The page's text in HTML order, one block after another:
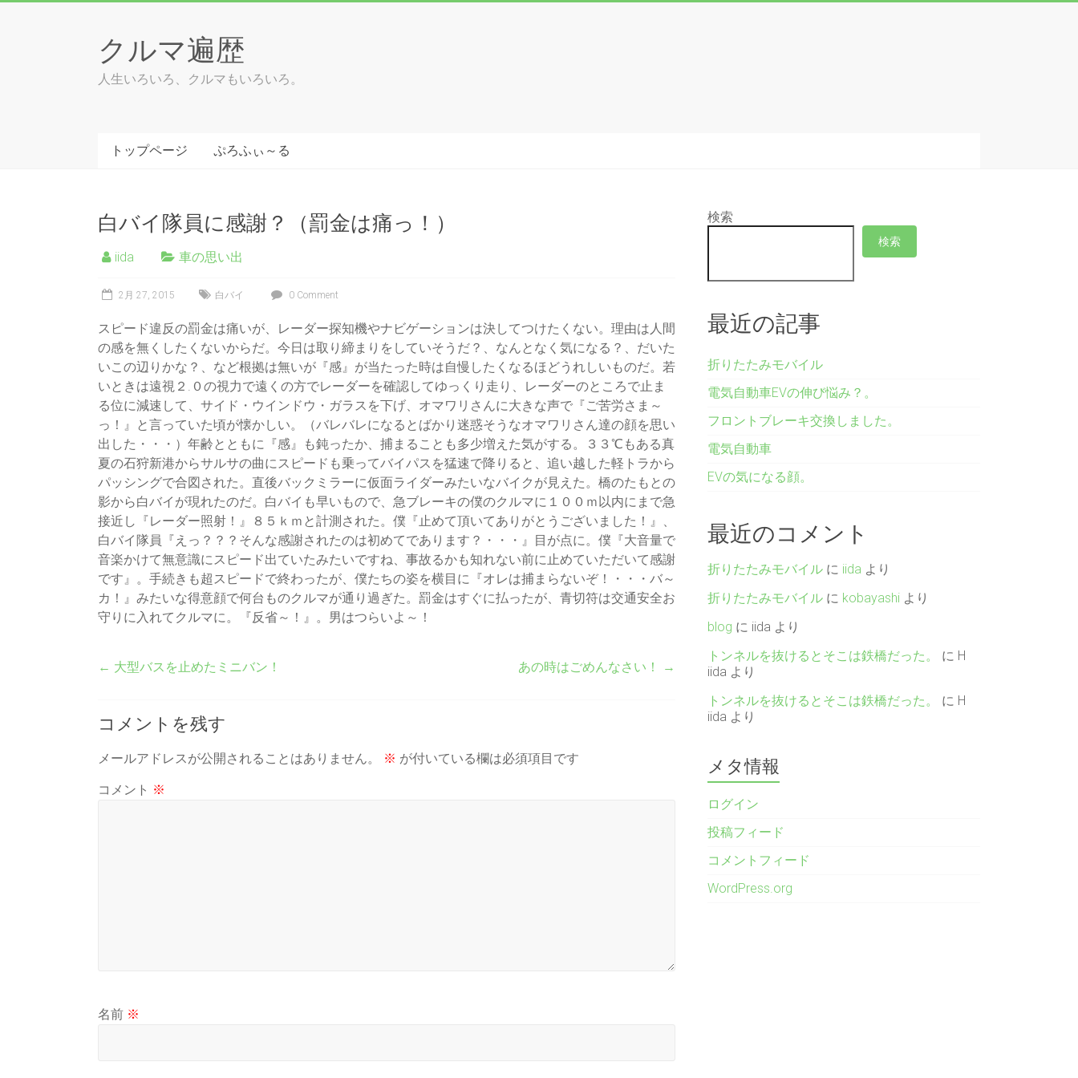
クルマ遍歴
人生いろいろ、クルマもいろいろ。
トップページ ぷろふぃ～る
白バイ隊員に感謝？（罰金は痛っ！）
iida 車の思い出
2月 27, 2015 白バイ 0 Comment
スピード違反の罰金は痛いが、レーダー探知機やナビゲーションは決してつけたくない。理由は人間
の感を無くしたくないからだ。今日は取り締まりをしていそうだ？、なんとなく気になる？、だいた
いこの辺りかな？、など根拠は無いが『感』が当たった時は自慢したくなるほどうれしいものだ。若
いときは遠視２.０の視力で遠くの方でレーダーを確認してゆっくり走り、レーダーのところで止ま
る位に減速して、サイド・ウインドウ・ガラスを下げ、オマワリさんに大きな声で『ご苦労さま～
っ！』と言っていた頃が懐かしい。（バレバレになるとばかり迷惑そうなオマワリさん達の顔を思い
出した・・・）年齢とともに『感』も鈍ったか、捕まることも多少増えた気がする。３３℃もある真
夏の石狩新港からサルサの曲にスピードも乗ってバイパスを猛速で降りると、追い越した軽トラから
パッシングで合図された。直後バックミラーに仮面ライダーみたいなバイクが見えた。橋のたもとの
影から白バイが現れたのだ。白バイも早いもので、急ブレーキの僕のクルマに１００ｍ以内にまで急
接近し『レーダー照射！』８５ｋｍと計測された。僕『止めて頂いてありがとうございました！』、
白バイ隊員『えっ？？？そんな感謝されたのは初めてであります？・・・』目が点に。僕『大音量で
音楽かけて無意識にスピード出ていたみたいですね、事故るかも知れない前に止めていただいて感謝
です』。手続きも超スピードで終わったが、僕たちの姿を横目に『オレは捕まらないぞ！・・・バ～
カ！』みたいな得意顔で何台ものクルマが通り過ぎた。罰金はすぐに払ったが、青切符は交通安全お
守りに入れてクルマに。『反省～！』。男はつらいよ～！
← 大型バスを止めたミニバン！ あの時はごめんなさい！ →
コメントを残す
メールアドレスが公開されることはありません。 ※ が付いている欄は必須項目です
コメント ※
名前 ※
検索
検索
最近の記事
折りたたみモバイル
電気自動車EVの伸び悩み？。
フロントブレーキ交換しました。
電気自動車
EVの気になる顔。
最近のコメント
折りたたみモバイル に iida より
折りたたみモバイル に kobayashi より
blog に iida より
トンネルを抜けるとそこは鉄橋だった。
に H
iida より
トンネルを抜けるとそこは鉄橋だった。
に H
iida より
メタ情報
ログイン
投稿フィード
コメントフィード
WordPress.org